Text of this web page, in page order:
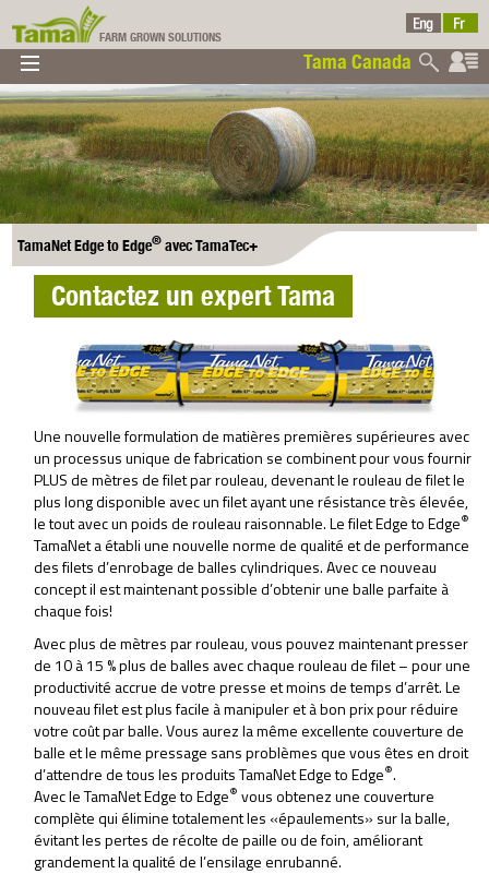
Tama Canada
FARM GROWN SOLUTIONS
Tama Canada
▼
▼
▼
▼
TamaNet Edge to Edge® avec TamaTec+
Contactez un expert Tama
Une nouvelle formulation de matières premières supérieures avec
un processus unique de fabrication se combinent pour vous fournir
PLUS de mètres de filet par rouleau, devenant le rouleau de filet le
plus long disponible avec un filet ayant une résistance très élevée,
le tout avec un poids de rouleau raisonnable. Le filet Edge to Edge®
TamaNet a établi une nouvelle norme de qualité et de performance
des filets d’enrobage de balles cylindriques. Avec ce nouveau
concept il est maintenant possible d’obtenir une balle parfaite à
chaque fois!
Avec plus de mètres par rouleau, vous pouvez maintenant presser
de 10 à 15 % plus de balles avec chaque rouleau de filet – pour une
productivité accrue de votre presse et moins de temps d’arrêt. Le
nouveau filet est plus facile à manipuler et à bon prix pour réduire
votre coût par balle. Vous aurez la même excellente couverture de
balle et le même pressage sans problèmes que vous êtes en droit
d’attendre de tous les produits TamaNet Edge to Edge®.
Avec le TamaNet Edge to Edge® vous obtenez une couverture
complète qui élimine totalement les «épaulements» sur la balle,
évitant les pertes de récolte de paille ou de foin, améliorant
grandement la qualité de l’ensilage enrubanné.